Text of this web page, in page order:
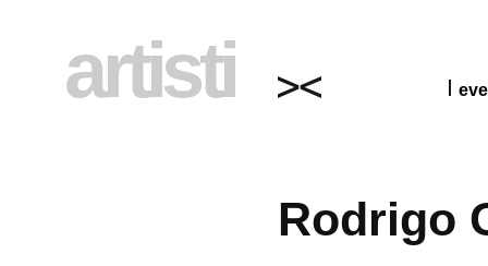
artisti
Rodrigo